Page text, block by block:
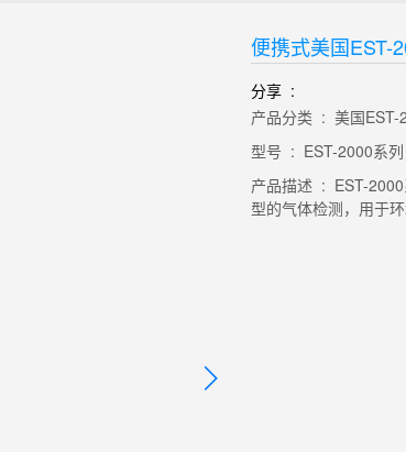
便携式美国EST-
分享 :
产品分类 : 美国EST-
型号 : EST-2000系列
产品描述 : EST-2000
型的气体检测，用于